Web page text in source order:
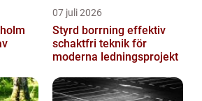
07 juli 2026
Styrd borrning effektiv
schaktfri teknik för
moderna ledningsprojekt